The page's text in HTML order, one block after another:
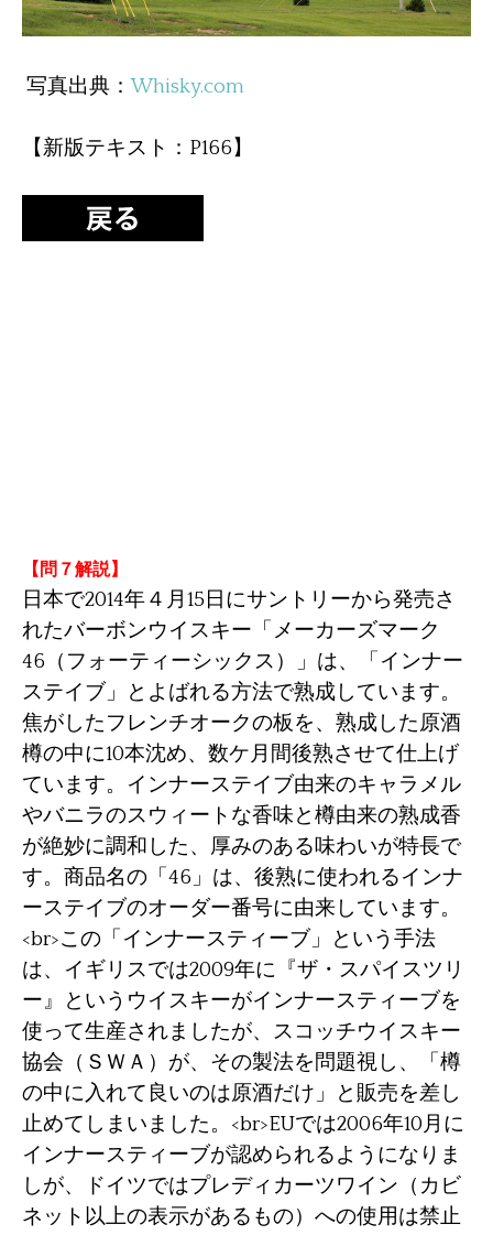
写真出典：Whisky.com
【新版テキスト：P166】
【問７解説】
日本で2014年４月15日にサントリーから発売さ
れたバーボンウイスキー「メーカーズマーク
46（ フォーティーシックス）」は、「インナー
ステイブ」とよばれる方法で熟成しています。
焦がしたフレンチオークの板を、熟成した原酒
樽の中に10本沈め、数ケ月間後熟させて仕上げ
ています。インナーステイブ由来のキャラメル
やバニラのスウィートな香味と樽由来の熟成香
が絶妙に調和した、厚みのある味わいが特長で
す。商品名の「46」は、後熟に使われるインナ
ーステイブのオーダー番号に由来しています。
<br>この「インナースティーブ」という手法
は、イギリスでは2009年に『ザ・スパイスツリ
ー』というウイスキーがインナースティーブを
使って生産されましたが、スコッチウイスキー
協会（ＳＷＡ）が、その製法を問題視し、「樽
の中に入れて良いのは原酒だけ」と販売を差し
止めてしまいました。<br>EUでは2006年10月に
インナースティーブが認められるようになりま
しが、ドイツではプレディカーツワイン（カビ
ネット以上の表示があるもの）への使用は禁止